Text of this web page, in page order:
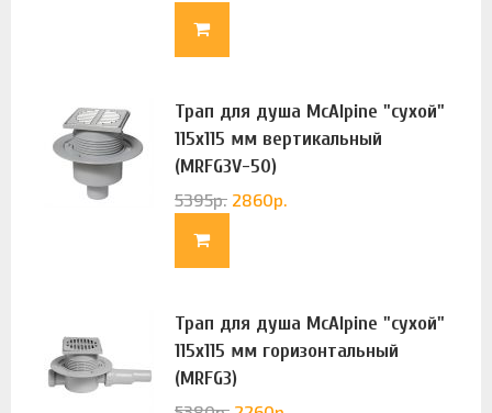
Трап для душа McAlpine "сухой"
115х115 мм вертикальный
(MRFG3V-50)
5395р. 2860р.
Трап для душа McAlpine "сухой"
115х115 мм горизонтальный
(MRFG3)